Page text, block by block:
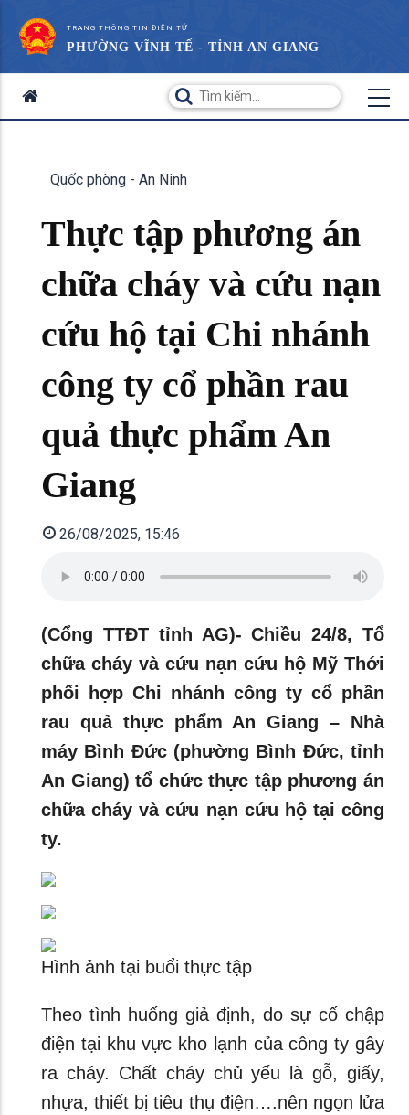
TRANG THÔNG TIN ĐIỆN TỬ
PHƯỜNG VĨNH TẾ - TỈNH AN GIANG
Quốc phòng - An Ninh
Thực tập phương án
chữa cháy và cứu nạn
cứu hộ tại Chi nhánh
công ty cổ phần rau
quả thực phẩm An
Giang
26/08/2025, 15:46
(Cổng TTĐT tỉnh AG)- Chiều 24/8, Tổ
chữa cháy và cứu nạn cứu hộ Mỹ Thới
phối hợp Chi nhánh công ty cổ phần
rau quả thực phẩm An Giang – Nhà
máy Bình Đức (phường Bình Đức, tỉnh
An Giang) tổ chức thực tập phương án
chữa cháy và cứu nạn cứu hộ tại công
ty.
Hình ảnh tại buổi thực tập
Theo tình huống giả định, do sự cố chập
điện tại khu vực kho lạnh của công ty gây
ra cháy. Chất cháy chủ yếu là gỗ, giấy,
nhựa, thiết bị tiêu thụ điện….nên ngọn lửa